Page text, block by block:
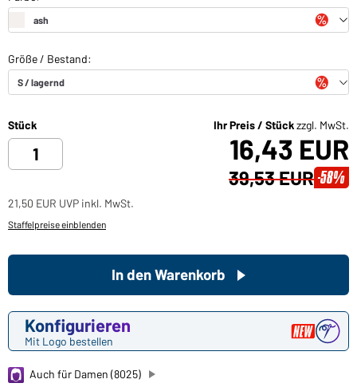
Stück Ihr Preis / Stückzzgl. MwSt.
16,43 EUR
39,53 EUR -58%
21,50 EUR UVP inkl. MwSt.
Staffelpreise einblenden
Konfigurieren
Mit Logo bestellen
In den Warenkorb
Auch für Damen (8025)